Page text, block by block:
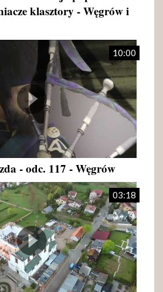
klasztory - Węgrów i
10:00
- odc. 117 - Węgrów
03:18